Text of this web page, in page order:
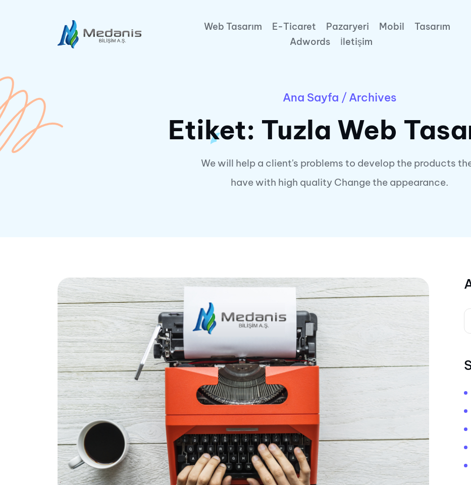
Web Tasarım E-Ticaret Pazaryeri Mobil
Tasarım
Adwords
İletişim
Ana Sayfa /Archives
Etiket: Tuzla Web
We will help a client's problems to develop the products
have with high quality Change the appearance.